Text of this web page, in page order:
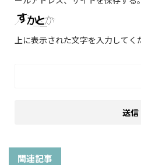
上に表示された文字を入力してく
関連記事